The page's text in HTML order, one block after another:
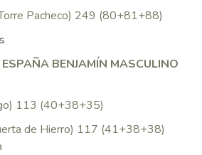
Pacheco) 249 (80+81+88)
BENJAMÍN MASCULINO
113 (40+38+35)
de Hierro) 117 (41+38+38)